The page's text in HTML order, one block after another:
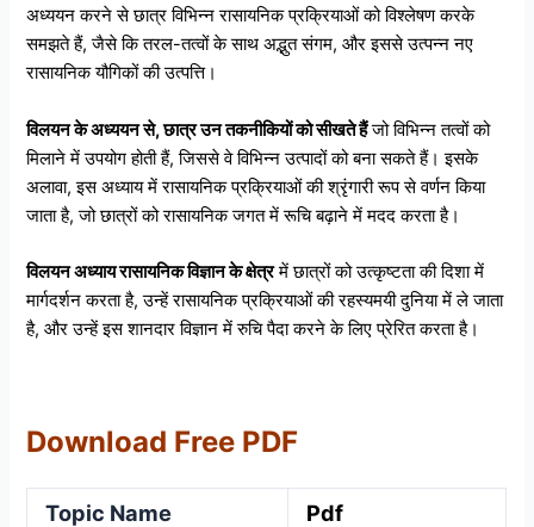
अध्ययन करने से छात्र विभिन्न रासायनिक प्रक्रियाओं को विश्लेषण करके
समझते हैं, जैसे कि तरल-तत्वों के साथ अद्भुत संगम, और इससे उत्पन्न नए
रासायनिक यौगिकों की उत्पत्ति।
विलयन के अध्ययन से, छात्र उन तकनीकियों को सीखते हैंजो विभिन्न तत्वों को
मिलाने में उपयोग होती हैं, जिससे वे विभिन्न उत्पादों को बना सकते हैं। इसके
अलावा, इस अध्याय में रासायनिक प्रक्रियाओं की श्रृंगारी रूप से वर्णन किया
जाता है, जो छात्रों को रासायनिक जगत में रूचि बढ़ाने में मदद करता है।
विलयन अध्याय रासायनिक विज्ञान के क्षेत्रमें छात्रों को उत्कृष्टता की दिशा में
मार्गदर्शन करता है, उन्हें रासायनिक प्रक्रियाओं की रहस्यमयी दुनिया में ले जाता
है, और उन्हें इस शानदार विज्ञान में रुचि पैदा करने के लिए प्रेरित करता है।
Download Free PDF
Topic Name Pdf